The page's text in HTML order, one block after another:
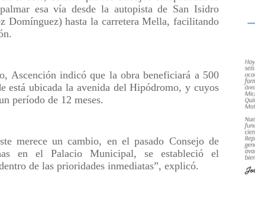
esa vía desde la autopista de San Isidro
Domínguez) hasta la carretera Mella, facilitando
Ascención indicó que la obra beneficiará a 500
está ubicada la avenida del Hipódromo, y cuyos
período de 12 meses.
merece un cambio, en el pasado Consejo de
en el Palacio Municipal, se estableció el
de las prioridades inmediatas”, explicó.